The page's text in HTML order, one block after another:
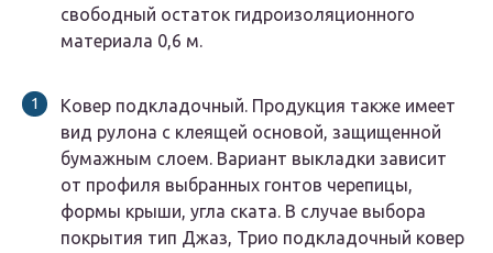
свободный остаток гидроизоляционного
материала 0,6 м.
Ковер подкладочный. Продукция также имеет
вид рулона с клеящей основой, защищенной
бумажным слоем. Вариант выкладки зависит
от профиля выбранных гонтов черепицы,
формы крыши, угла ската. В случае выбора
покрытия тип Джаз, Трио подкладочный ковер